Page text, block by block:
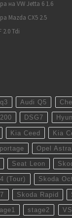
на VW Jetta 6 1.6
Mazda CX5 2.5
Tdi
Audi Q5
DSG7
Kia Ceed Kia
Opel Astra
Seat Leon
(Tour) Skoda
Skoda Rapid
stage2